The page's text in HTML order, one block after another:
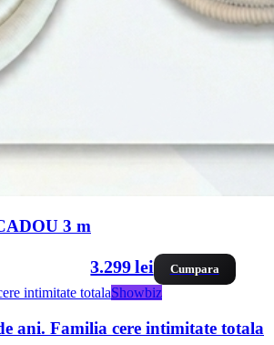
3 m
3.299 lei Cumpara
Showbiz
ani. Familia cere intimitate totala